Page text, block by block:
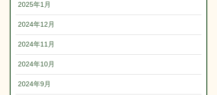
2025年1月
2024年12月
2024年11月
2024年10月
2024年9月